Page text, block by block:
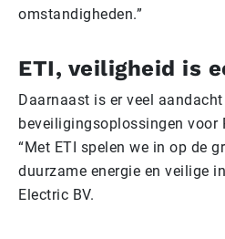
omstandigheden.”
ETI, veiligheid is
Daarnaast is er veel
beveiligingsoplossingen voor
“Met ETI spelen we in op de
duurzame energie en veilige
Electric BV.